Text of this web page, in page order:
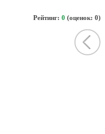
Рейтинг: 0 (оценок: 0)